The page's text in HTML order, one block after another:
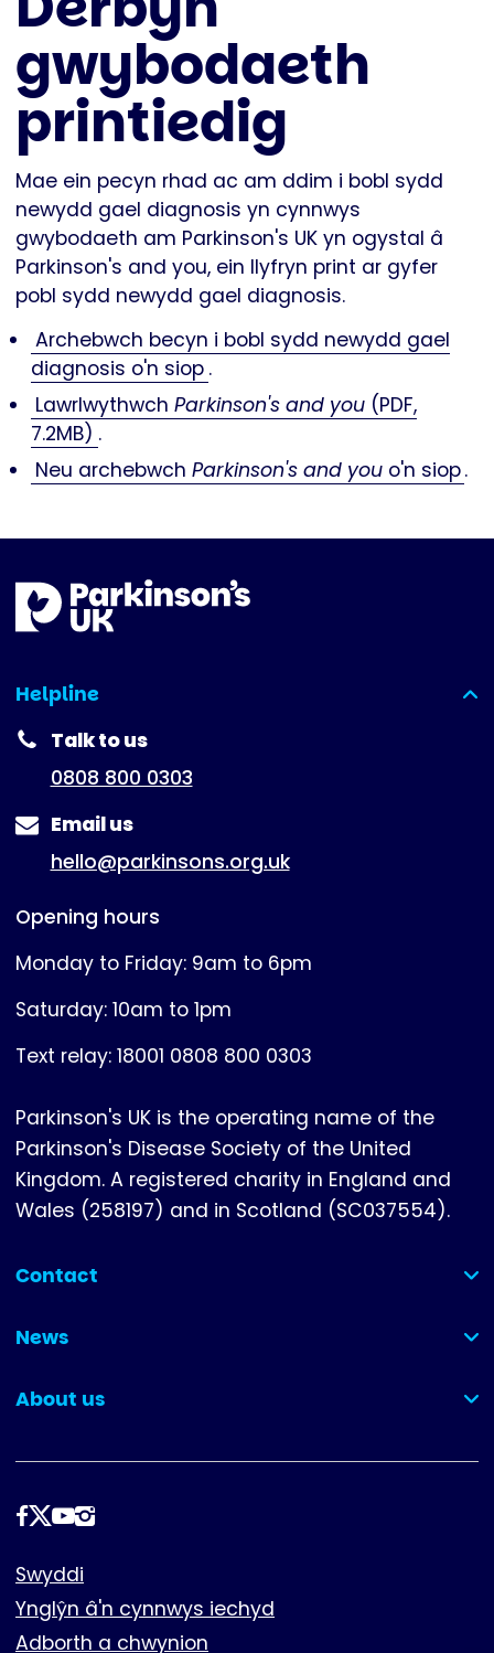
gwybodaeth
printiedig
Mae ein pecyn rhad ac am ddim i bobl sydd
newydd gael diagnosis yn cynnwys
gwybodaeth am Parkinson's UK yn ogystal â
Parkinson's and you, ein llyfryn print ar gyfer
pobl sydd newydd gael diagnosis.
Archebwch becyn i bobl sydd newydd gael
diagnosis o'n siop .
Lawrlwythwch Parkinson's and you(PDF,
7.2MB) .
Neu archebwch Parkinson's and youo'n siop.
Helpline
(expanded)
Talk to us
0808 800 0303
Email us
hello@parkinsons.org.uk
Opening hours
Monday to Friday: 9am to 6pm
Saturday: 10am to 1pm
Text relay: 18001 0808 800 0303
Parkinson's UK is the operating name of the
Parkinson's Disease Society of the United
Kingdom. A registered charity in England and
Wales (258197) and in Scotland (SC037554).
Contact
(collapsed)
News
(collapsed)
About us
(collapsed)
Dilynwch
Footer
Swyddi
Ynglŷn â'n cynnwys iechyd
Adborth a chwynion